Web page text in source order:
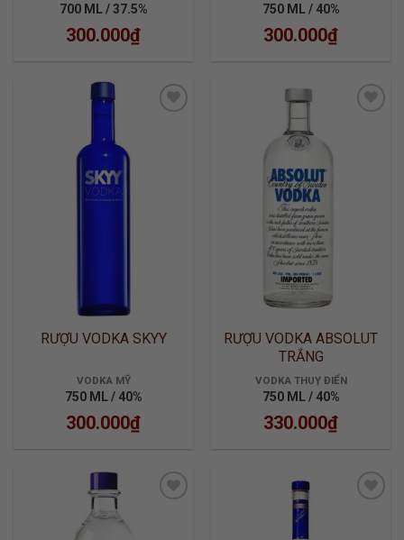
700 ML / 37.5%
300.000₫
750 ML / 40%
300.000₫
ADD TO
WISHLIST
RƯỢU VODKA SKYY
VODKA MỸ
750 ML / 40%
300.000₫
WISHLIST
RƯỢU VODKA ABSOLUT
TRẮNG
VODKA THUỴ ĐIỂN
750 ML / 40%
330.000₫